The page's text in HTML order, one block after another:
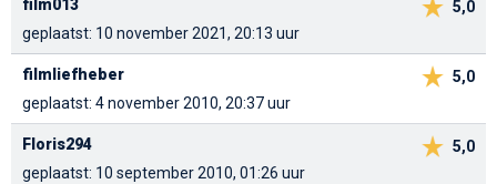
5,0
film013
geplaatst: 10 november 2021, 20:13 uur
5,0
filmliefheber
geplaatst: 4 november 2010, 20:37 uur
5,0
Floris294
geplaatst: 10 september 2010, 01:26 uur